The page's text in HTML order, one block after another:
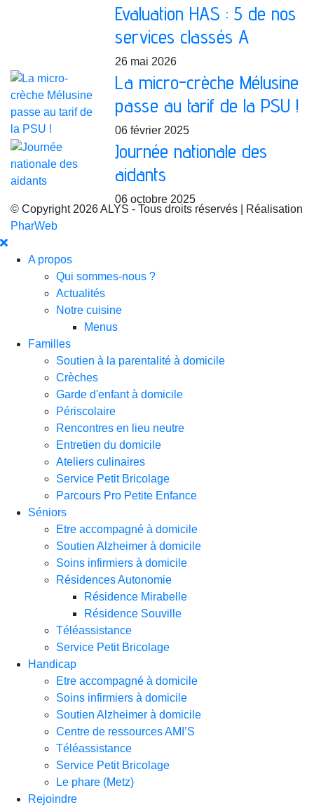
Evaluation HAS : 5 de nos
services classés A
26 mai 2026
La micro-crèche Mélusine
passe au tarif de la PSU !
06 février 2025
Journée nationale des
aidants
06 octobre 2025
© Copyright 2026 ALYS - Tous droits réservés | Réalisation
PharWeb
A propos
Qui sommes-nous ?
Actualités
Notre cuisine
Menus
Familles
Soutien à la parentalité à domicile
Crèches
Garde d'enfant à domicile
Périscolaire
Rencontres en lieu neutre
Entretien du domicile
Ateliers culinaires
Service Petit Bricolage
Parcours Pro Petite Enfance
Séniors
Etre accompagné à domicile
Soutien Alzheimer à domicile
Soins infirmiers à domicile
Résidences Autonomie
Résidence Mirabelle
Résidence Souville
Téléassistance
Service Petit Bricolage
Handicap
Etre accompagné à domicile
Soins infirmiers à domicile
Soutien Alzheimer à domicile
Centre de ressources AMI’S
Téléassistance
Service Petit Bricolage
Le phare (Metz)
Rejoindre